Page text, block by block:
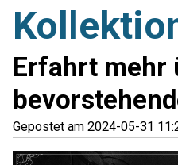
Erfahrt mehr
Gepostet am 2024-05-31